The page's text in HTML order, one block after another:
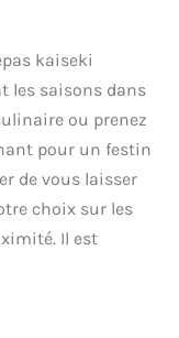
kaiseki
les saisons dans
ou prenez
pour un festin
de vous laisser
choix sur les
Il est